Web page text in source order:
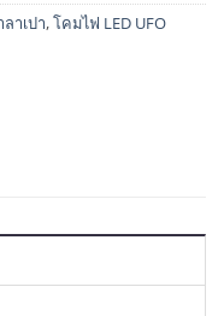
าเปา,โคมไฟ LED UFO